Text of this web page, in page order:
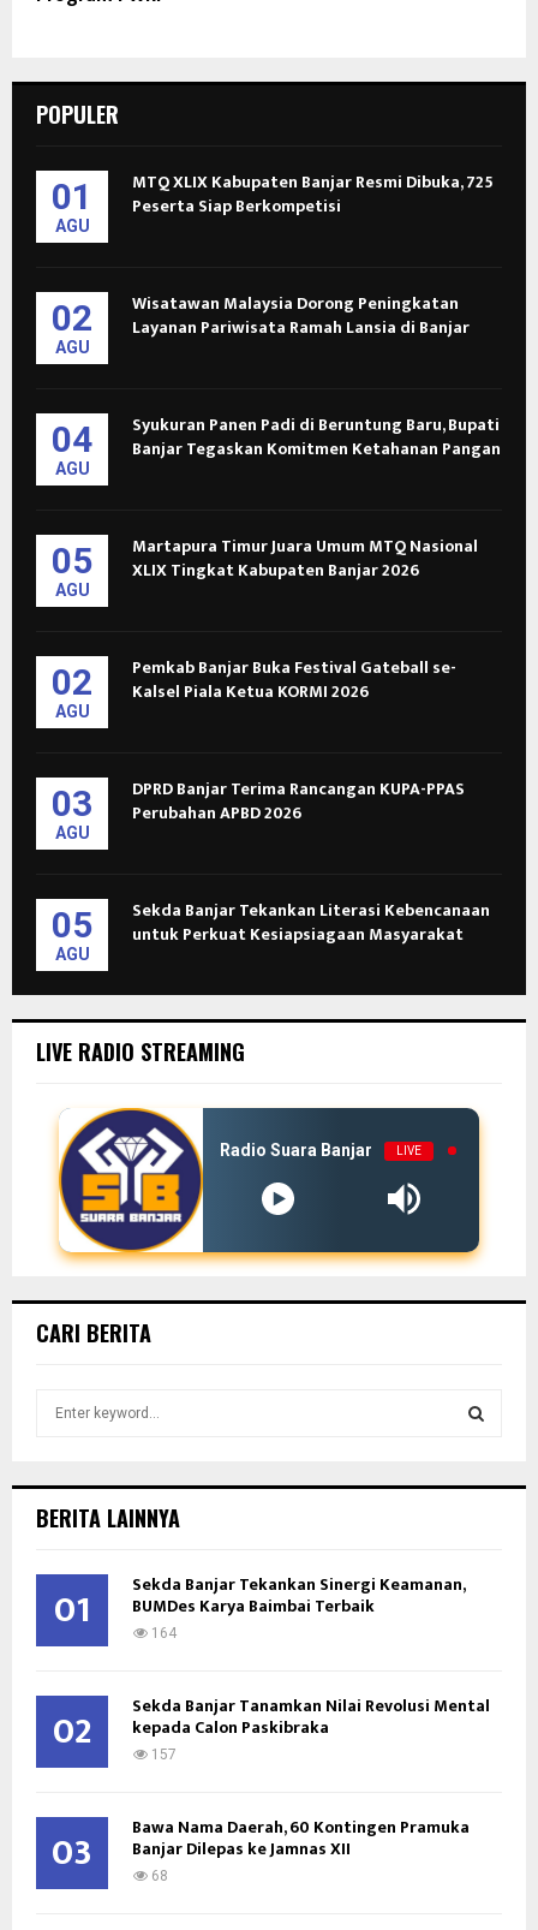
POPULER
01
AGU
MTQ XLIX Kabupaten Banjar Resmi Dibuka, 725
Peserta Siap Berkompetisi
02
AGU
Wisatawan Malaysia Dorong Peningkatan
Layanan Pariwisata Ramah Lansia di Banjar
04
AGU
Syukuran Panen Padi di Beruntung Baru, Bupati
Banjar Tegaskan Komitmen Ketahanan Pangan
05
AGU
Martapura Timur Juara Umum MTQ Nasional
XLIX Tingkat Kabupaten Banjar 2026
02
AGU
Pemkab Banjar Buka Festival Gateball se-
Kalsel Piala Ketua KORMI 2026
03
AGU
DPRD Banjar Terima Rancangan KUPA-PPAS
Perubahan APBD 2026
05
AGU
Sekda Banjar Tekankan Literasi Kebencanaan
untuk Perkuat Kesiapsiagaan Masyarakat
LIVE RADIO STREAMING
Radio Suara Banjar LIVE
CARI BERITA
h
o
H
BERITA LAINNYA
01 Sekda Banjar Tekankan Sinergi Keamanan,
BUMDes Karya Baimbai Terbaik
164
02 Sekda Banjar Tanamkan Nilai Revolusi Mental
kepada Calon Paskibraka
157
03 Bawa Nama Daerah, 60 Kontingen Pramuka
Banjar Dilepas ke Jamnas XII
68